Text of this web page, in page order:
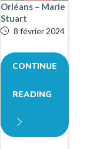
Orléans – Marie
Stuart
8 février 2024
CONTINUE
READING